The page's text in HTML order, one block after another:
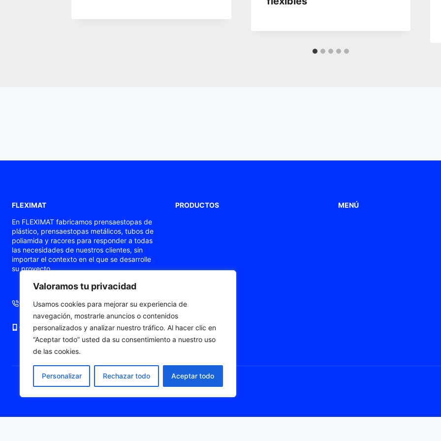
Valoramos tu privacidad
Usamos cookies para mejorar su experiencia de
navegación, mostrarle anuncios o contenidos
personalizados y analizar nuestro tráfico. Al hacer clic en
“Aceptar todo” usted da su consentimiento a nuestro uso
de las cookies.
Personalizar Rechazar todo Aceptar todo
FLEXIMAT
En FLEXIMAT fabricamos prensaestopas de
plástico, prensaestopas metálicos, tubos de
poliamida y racores para responder a todas
las necesidades de nuestros clientes, sin
importar el contexto en el que se desarrolle
su proyecto.
+34 93 724 71 70 +34 676 06 19 56
+34 676 06 19 56 comercial@fleximat.es
PRODUCTOS
Prensaestopas ATEX / Ex
MENÚ